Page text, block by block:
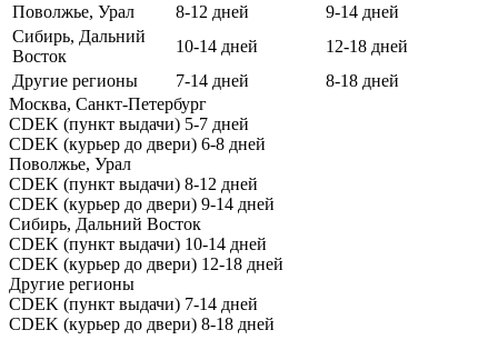
Поволжье, Урал
8-12 дней
9-14 дней
Сибирь, Дальний
Восток
10-14 дней
12-18 дней
Другие регионы
7-14 дней
8-18 дней
Москва, Санкт-Петербург
CDEK (пункт выдачи) 5-7 дней
CDEK (курьер до двери) 6-8 дней
Поволжье, Урал
CDEK (пункт выдачи) 8-12 дней
CDEK (курьер до двери) 9-14 дней
Сибирь, Дальний Восток
CDEK (пункт выдачи) 10-14 дней
CDEK (курьер до двери) 12-18 дней
Другие регионы
CDEK (пункт выдачи) 7-14 дней
CDEK (курьер до двери) 8-18 дней